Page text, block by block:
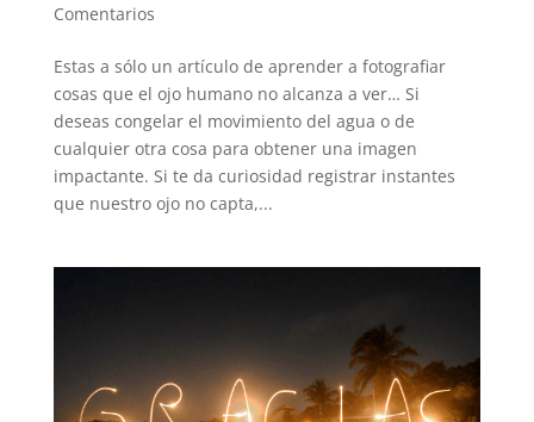
Comentarios
Estas a sólo un artículo de aprender a fotografiar
cosas que el ojo humano no alcanza a ver… Si
deseas congelar el movimiento del agua o de
cualquier otra cosa para obtener una imagen
impactante. Si te da curiosidad registrar instantes
que nuestro ojo no capta,...